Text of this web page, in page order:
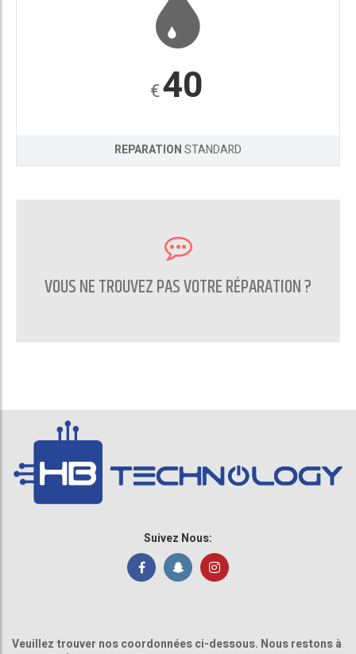
€40
REPARATIONSTANDARD
VOUS NE TROUVEZ PAS VOTRE RÉPARATION ?
CONTACTEZ NOUS
Suivez Nous:
Veuillez trouver nos coordonnées ci-dessous. Nous restons à